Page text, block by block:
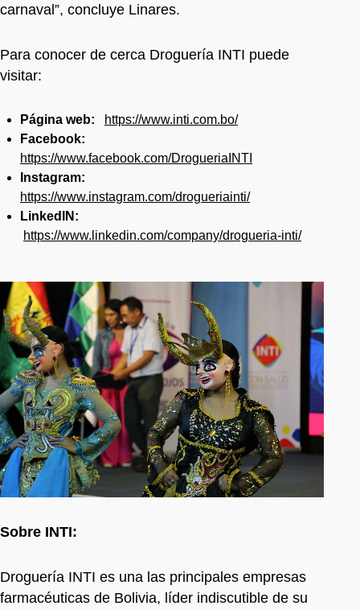
carnaval”, concluye Linares.
Para conocer de cerca Droguería INTI puede
visitar:
Página web:
https://www.inti.com.bo/
Facebook:
https://www.facebook.com/DrogueriaINTI
Instagram:
https://www.instagram.com/drogueriainti/
LinkedIN:
https://www.linkedin.com/company/drogueria-inti/
Sobre INTI:
Droguería INTI es una las principales empresas
farmacéuticas de Bolivia, líder indiscutible de su